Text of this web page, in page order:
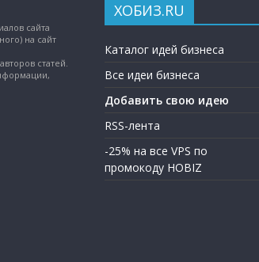
сайта
на сайт
статей.
ХОБИЗ.RU
Каталог идей бизнеса
Все идеи бизнеса
Добавить свою идею
RSS-лента
-25% на все VPS по
промокоду HOBIZ